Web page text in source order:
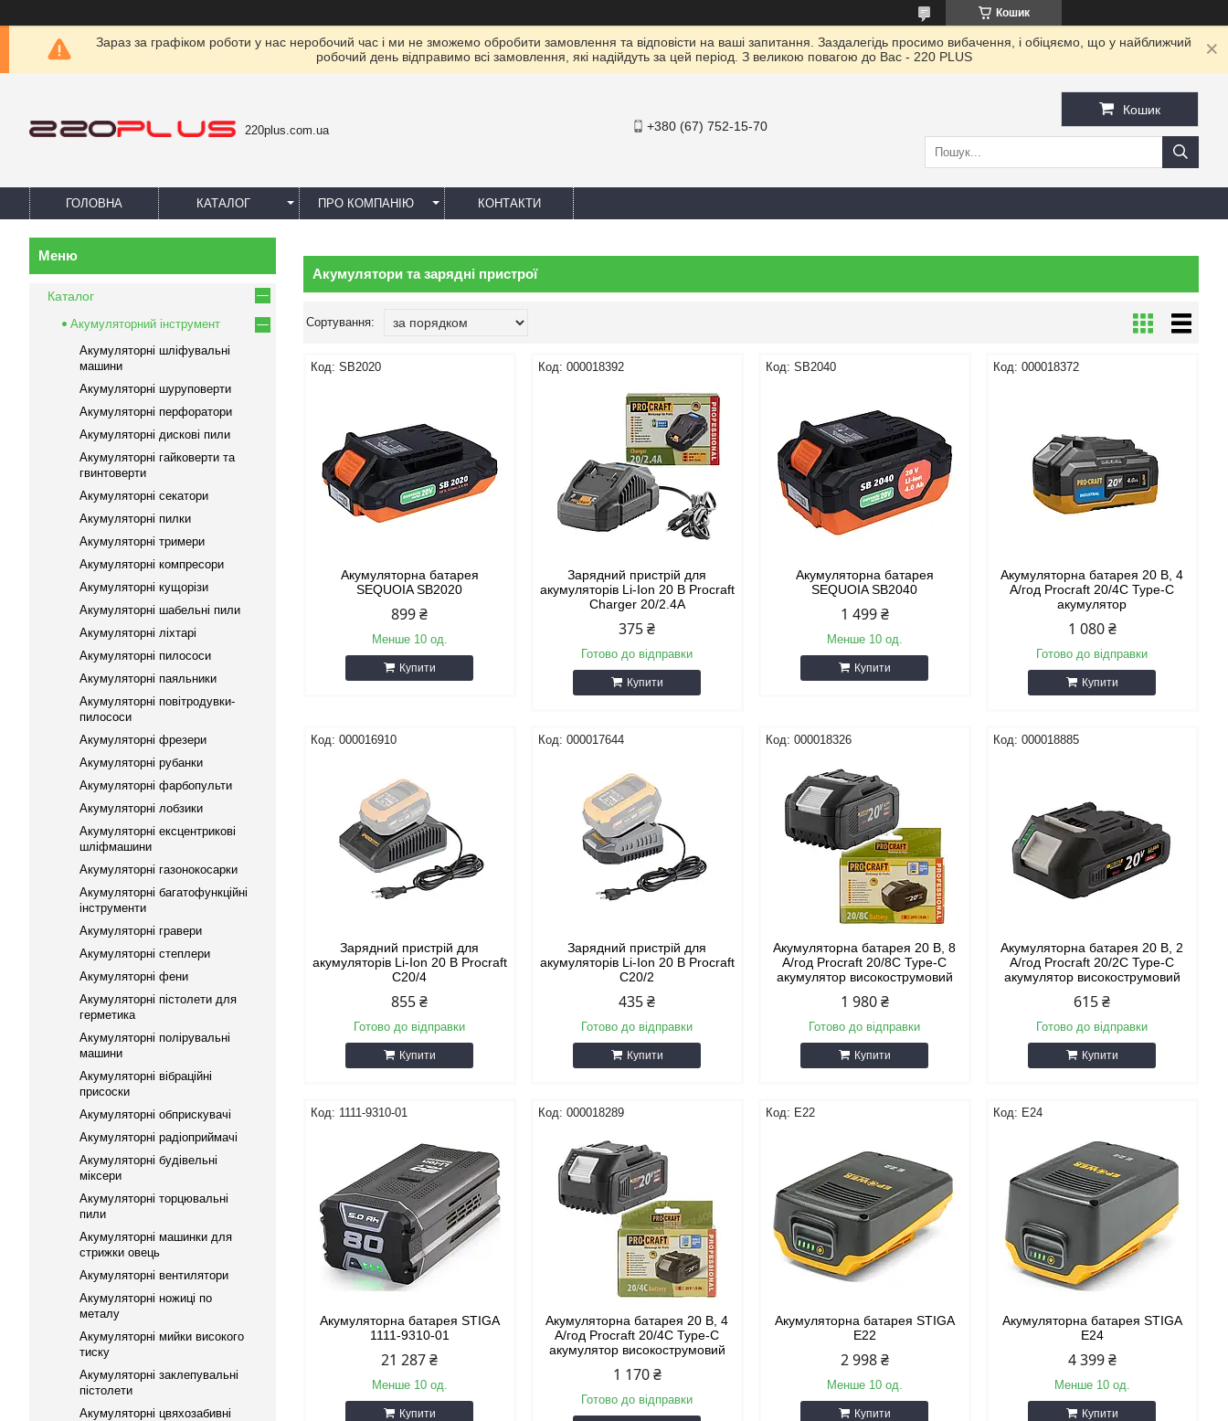
Кошик
Зараз за графіком роботи у нас неробочий час і ми не зможемо обробити замовлення та відповісти на ваші запитання. Заздалегідь просимо вибачення, і обіцяємо, що у найближчий
робочий день відправимо всі замовлення, які надійдуть за цей період. З великою повагою до Ваc - 220 PLUS
220plus.com.ua +380 (67) 752-15-70
Кошик
ГОЛОВНА КАТАЛОГ ПРО КОМПАНІЮ КОНТАКТИ
Акумулятори та зарядні пристрої
SB2020
Акумуляторна батарея
SEQUOIA SB2020
899 ₴
Менше 10 од.
Купити
000018392
Зарядний пристрій для
акумуляторів Li-Ion 20 B Procraft
Charger 20/2.4A
375 ₴
Готово до відправки
Купити
SB2040
Акумуляторна батарея
SEQUOIA SB2040
1 499 ₴
Менше 10 од.
Купити
000018372
Акумуляторна батарея 20 В, 4
А/год Procraft 20/4C Type-C
акумулятор
1 080 ₴
Готово до відправки
Купити
000016910
Зарядний пристрій для
акумуляторів Li-Ion 20 B Procraft
C20/4
855 ₴
Готово до відправки
Купити
000017644
Зарядний пристрій для
акумуляторів Li-Ion 20 B Procraft
C20/2
435 ₴
Готово до відправки
Купити
000018326
Акумуляторна батарея 20 В, 8
А/год Procraft 20/8C Type-C
акумулятор високострумовий
1 980 ₴
Готово до відправки
Купити
000018885
Акумуляторна батарея 20 В, 2
А/год Procraft 20/2C Type-C
акумулятор високострумовий
615 ₴
Готово до відправки
Купити
1111-9310-01
Акумуляторна батарея STIGA
1111-9310-01
21 287 ₴
Менше 10 од.
Купити
000018289
Акумуляторна батарея 20 В, 4
А/год Procraft 20/4C Type-C
акумулятор високострумовий
1 170 ₴
Готово до відправки
E22
Акумуляторна батарея STIGA
E22
2 998 ₴
Менше 10 од.
Купити
E24
Акумуляторна батарея STIGA
E24
4 399 ₴
Менше 10 од.
Купити
Каталог
Акумуляторний інструмент
Акумуляторні шліфувальні
машини
Акумуляторні шуруповерти
Акумуляторні перфоратори
Акумуляторні дискові пили
Акумуляторні гайковерти та
гвинтоверти
Акумуляторні секатори
Акумуляторні пилки
Акумуляторні тримери
Акумуляторні компресори
Акумуляторні кущорізи
Акумуляторні шабельні пили
Акумуляторні ліхтарі
Акумуляторні пилососи
Акумуляторні паяльники
Акумуляторні повітродувки-
пилососи
Акумуляторні фрезери
Акумуляторні рубанки
Акумуляторні фарбопульти
Акумуляторні лобзики
Акумуляторні ексцентрикові
шліфмашини
Акумуляторні газонокосарки
Акумуляторні багатофункційні
інструменти
Акумуляторні гравери
Акумуляторні степлери
Акумуляторні фени
Акумуляторні пістолети для
герметика
Акумуляторні полірувальні
машини
Акумуляторні вібраційні
присоски
Акумуляторні обприскувачі
Акумуляторні радіоприймачі
Акумуляторні будівельні
міксери
Акумуляторні торцювальні
пили
Акумуляторні машинки для
стрижки овець
Акумуляторні вентилятори
Акумуляторні ножиці по
металу
Акумуляторні мийки високого
тиску
Акумуляторні заклепувальні
пістолети
Акумуляторні цвяхозабивні